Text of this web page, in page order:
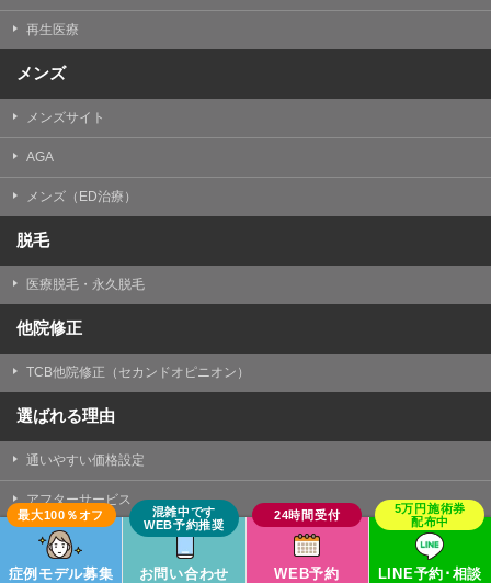
再生医療
メンズ
メンズサイト
AGA
メンズ（ED治療）
脱毛
医療脱毛・永久脱毛
他院修正
TCB他院修正（セカンドオピニオン）
選ばれる理由
通いやすい価格設定
アフターサービス
美容整形が初めての方でも受けやすい治療
知識と実績を積んだドクター
症例モデル募集 お問い合わせ WEB予約 LINE予約･相談